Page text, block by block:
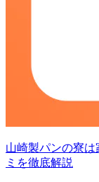
山崎製パンの寮は
ミを徹底解説